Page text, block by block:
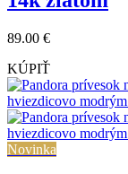
89.00 €
KÚPIŤ
Novinka